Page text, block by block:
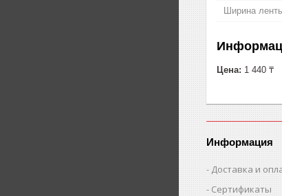
Ширина
Цена: 1 440 ₸
Информация
Доставка и
Сертификаты